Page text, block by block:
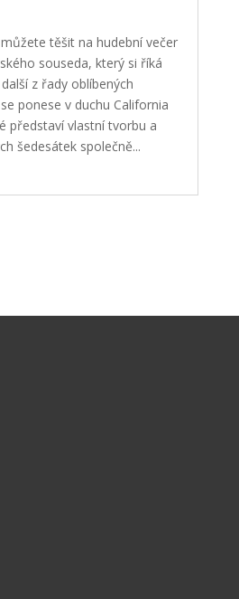
těšit na hudební večer
souseda, který si říká
z řady oblíbených
ponese v duchu California
představí vlastní tvorbu a
šedesátek společně...